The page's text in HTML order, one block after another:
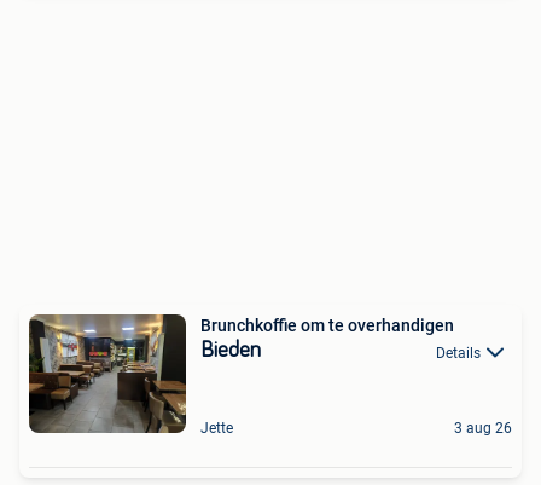
Brunchkoffie om te overhandigen
Bieden Details
Jette 3 aug 26